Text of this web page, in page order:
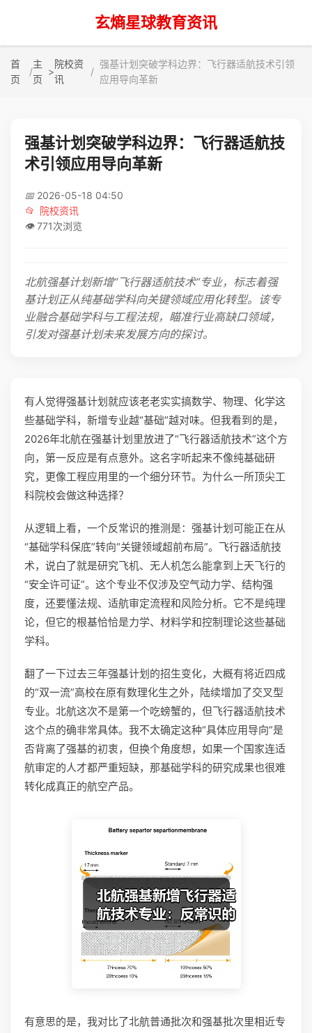
玄熵星球教育资讯
首
页
主
页
>
院校资
讯
强基计划突破学科边界：飞行器适航技术引领
应用导向革新
强基计划突破学科边界：飞行器适航技
术引领应用导向革新
📅 2026-05-18 04:50
📂
院校资讯
👁️ 771次浏览
北航强基计划新增“飞行器适航技术”专业，标志着强
基计划正从纯基础学科向关键领域应用化转型。该专
业融合基础学科与工程法规，瞄准行业高缺口领域，
引发对强基计划未来发展方向的探讨。
有人觉得强基计划就应该老老实实搞数学、物理、化学这
些基础学科，新增专业越“基础”越对味。但我看到的是，
2026年北航在强基计划里放进了“飞行器适航技术”这个方
向，第一反应是有点意外。这名字听起来不像纯基础研
究，更像工程应用里的一个细分环节。为什么一所顶尖工
科院校会做这种选择？
从逻辑上看，一个反常识的推测是：强基计划可能正在从
“基础学科保底”转向“关键领域超前布局”。飞行器适航技
术，说白了就是研究飞机、无人机怎么能拿到上天飞行的
“安全许可证”。这个专业不仅涉及空气动力学、结构强
度，还要懂法规、适航审定流程和风险分析。它不是纯理
论，但它的根基恰恰是力学、材料学和控制理论这些基础
学科。
翻了一下过去三年强基计划的招生变化，大概有将近四成
的“双一流”高校在原有数理化生之外，陆续增加了交叉型
专业。北航这次不是第一个吃螃蟹的，但飞行器适航技术
这个点的确非常具体。我不太确定这种“具体应用导向”是
否背离了强基的初衷，但换个角度想，如果一个国家连适
航审定的人才都严重短缺，那基础学科的研究成果也很难
转化成真正的航空产品。
有意思的是，我对比了北航普通批次和强基批次里相近专